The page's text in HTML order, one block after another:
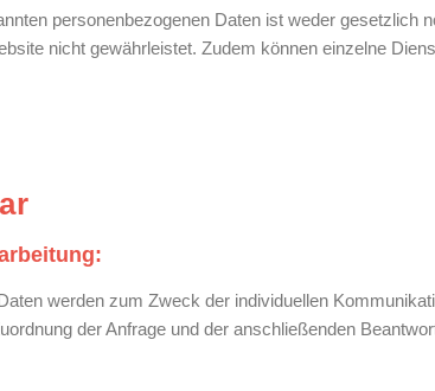
personenbezogenen Daten ist weder
nicht gewährleistet. Zudem können einzelne
werden zum Zweck der individuellen
der Anfrage und der anschließenden